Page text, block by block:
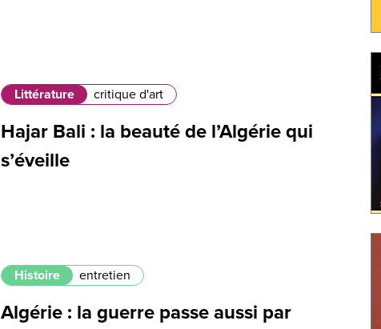
Littérature critique d'art
Hajar Bali : la beauté de l’Algérie qui
s’éveille
Histoire entretien
Algérie : la guerre passe aussi par